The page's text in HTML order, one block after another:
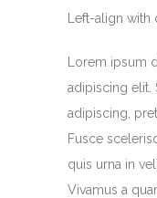
Left-align with
Lorem ipsum
adipiscing elit.
adipiscing,
Fusce
quis urna in
Vivamus a